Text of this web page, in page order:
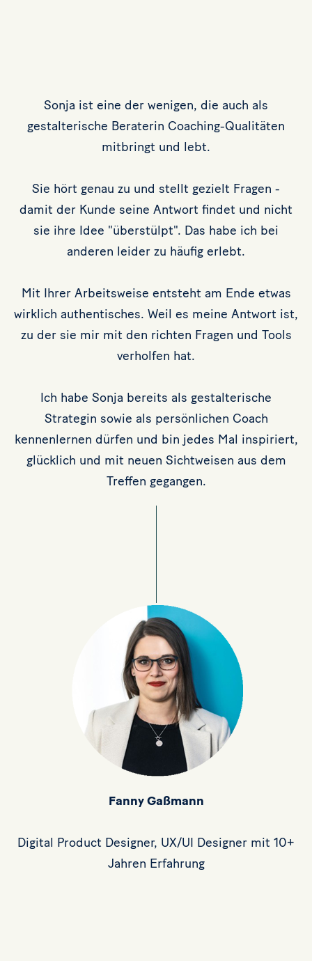
Sonja ist eine der wenigen, die auch als
gestalterische Beraterin Coaching-Qualitäten
mitbringt und lebt.
Sie hört genau zu und stellt gezielt Fragen -
damit der Kunde seine Antwort findet und nicht
sie ihre Idee "überstülpt". Das habe ich bei
anderen leider zu häufig erlebt.
Mit Ihrer Arbeitsweise entsteht am Ende etwas
wirklich authentisches. Weil es meine Antwort ist,
zu der sie mir mit den richten Fragen und Tools
verholfen hat.
Ich habe Sonja bereits als gestalterische
Strategin sowie als persönlichen Coach
kennenlernen dürfen und bin jedes Mal inspiriert,
glücklich und mit neuen Sichtweisen aus dem
Treffen gegangen.
Fanny Gaßmann
Digital Product Designer, UX/UI Designer mit 10+
Jahren Erfahrung